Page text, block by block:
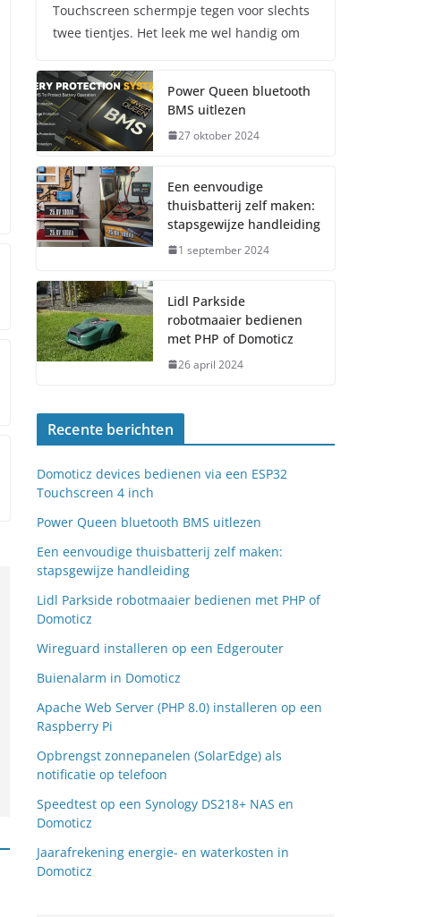
Touchscreen schermpje tegen voor slechts
twee tientjes. Het leek me wel handig om
Power Queen bluetooth
BMS uitlezen
27 oktober 2024
Een eenvoudige
thuisbatterij zelf maken:
stapsgewijze handleiding
1 september 2024
Lidl Parkside
robotmaaier bedienen
met PHP of Domoticz
26 april 2024
Recente berichten
Domoticz devices bedienen via een ESP32
Touchscreen 4 inch
Power Queen bluetooth BMS uitlezen
Een eenvoudige thuisbatterij zelf maken:
stapsgewijze handleiding
Lidl Parkside robotmaaier bedienen met PHP of
Domoticz
Wireguard installeren op een Edgerouter
Buienalarm in Domoticz
Apache Web Server (PHP 8.0) installeren op een
Raspberry Pi
Opbrengst zonnepanelen (SolarEdge) als
notificatie op telefoon
Speedtest op een Synology DS218+ NAS en
Domoticz
Jaarafrekening energie- en waterkosten in
Domoticz